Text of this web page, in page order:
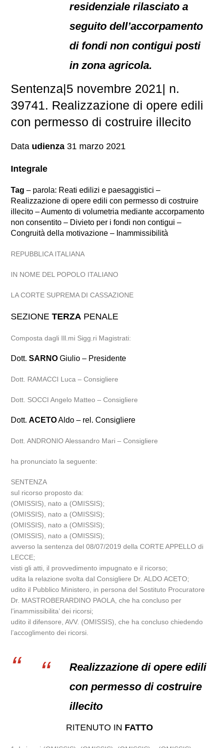
residenziale rilasciato a
seguito dell’accorpamento
di fondi non contigui posti
in zona agricola.
Sentenza|5 novembre 2021| n.
39741. Realizzazione di opere edili
con permesso di costruire illecito
Data udienza 31 marzo 2021
Integrale
Tag – parola: Reati edilizi e paesaggistici –
Realizzazione di opere edili con permesso di costruire
illecito – Aumento di volumetria mediante accorpamento
non consentito – Divieto per i fondi non contigui –
Congruità della motivazione – Inammissibilità
REPUBBLICA ITALIANA
IN NOME DEL POPOLO ITALIANO
LA CORTE SUPREMA DI CASSAZIONE
SEZIONETERZA PENALE
Composta dagli Ill.mi Sigg.ri Magistrati:
Dott.SARNO Giulio – Presidente
Dott. RAMACCI Luca – Consigliere
Dott. SOCCI Angelo Matteo – Consigliere
Dott.ACETOAldo – rel. Consigliere
Dott. ANDRONIO Alessandro Mari – Consigliere
ha pronunciato la seguente:
SENTENZA
sul ricorso proposto da:
(OMISSIS), nato a (OMISSIS);
(OMISSIS), nato a (OMISSIS);
(OMISSIS), nato a (OMISSIS);
(OMISSIS), nato a (OMISSIS);
avverso la sentenza del 08/07/2019 della CORTE APPELLO di
LECCE;
visti gli atti, il provvedimento impugnato e il ricorso;
udita la relazione svolta dal Consigliere Dr. ALDO ACETO;
udito il Pubblico Ministero, in persona del Sostituto Procuratore
Dr. MASTROBERARDINO PAOLA, che ha concluso per
l’inammissibilita’ dei ricorsi;
udito il difensore, AVV. (OMISSIS), che ha concluso chiedendo
l’accoglimento dei ricorsi.
Realizzazione di opere edili
con permesso di costruire
illecito
RITENUTO IN FATTO